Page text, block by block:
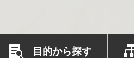
目的から探す